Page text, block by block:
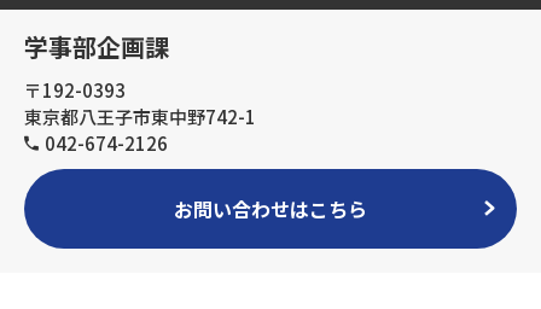
学事部企画課
〒192-0393
東京都八王子市東中野742-1
042-674-2126
お問い合わせはこちら